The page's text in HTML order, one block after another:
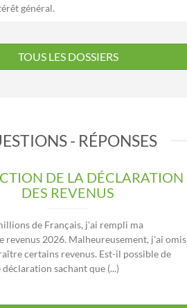
général.
TOUS LES DOSSIERS
- RÉPONSES
DE LA DÉCLARATION
DES REVENUS
de Français, j'ai rempli ma
revenus 2026. Malheureusement, j'ai omis
certains revenus. Est-il possible de
sachant que (...)